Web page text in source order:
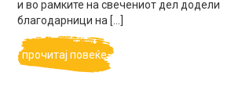
и во рамките на свечениот дел додели
благодарници на […]
прочитај повеќе